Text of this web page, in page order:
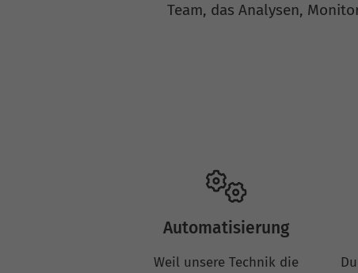
Team, das Analysen,
Automatisierung
Weil unsere Technik die